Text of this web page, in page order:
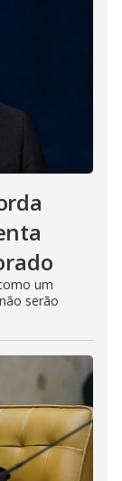
um
serão